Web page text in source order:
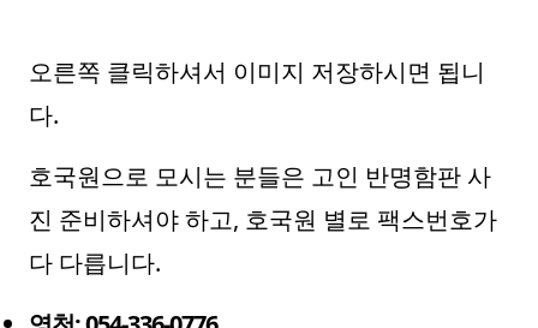
오른쪽 클릭하셔서 이미지 저장하시면 됩니
다.
호국원으로 모시는 분들은 고인 반명함판 사
진 준비하셔야 하고, 호국원 별로 팩스번호가
다 다릅니다.